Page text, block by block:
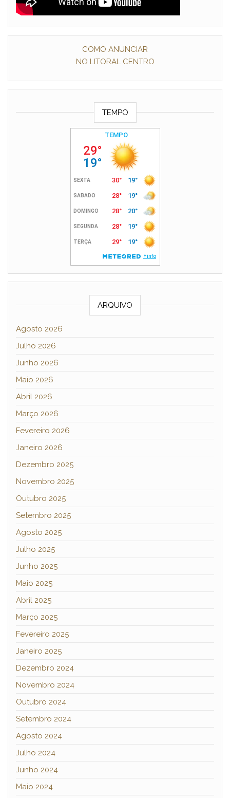
COMO ANUNCIAR
NO LITORAL CENTRO
TEMPO
ARQUIVO
Agosto 2026
Julho 2026
Junho 2026
Maio 2026
Abril 2026
Março 2026
Fevereiro 2026
Janeiro 2026
Dezembro 2025
Novembro 2025
Outubro 2025
Setembro 2025
Agosto 2025
Julho 2025
Junho 2025
Maio 2025
Abril 2025
Março 2025
Fevereiro 2025
Janeiro 2025
Dezembro 2024
Novembro 2024
Outubro 2024
Setembro 2024
Agosto 2024
Julho 2024
Junho 2024
Maio 2024